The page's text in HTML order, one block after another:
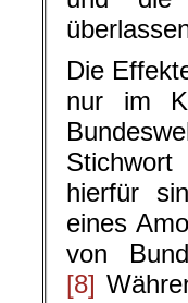
Die
nur im
Stichwort
hierfür
eines
von
[8]